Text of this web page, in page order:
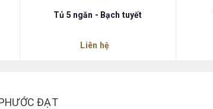
Tủ 5 ngăn - Bạch tuyết
Liên hệ
ĐẠT